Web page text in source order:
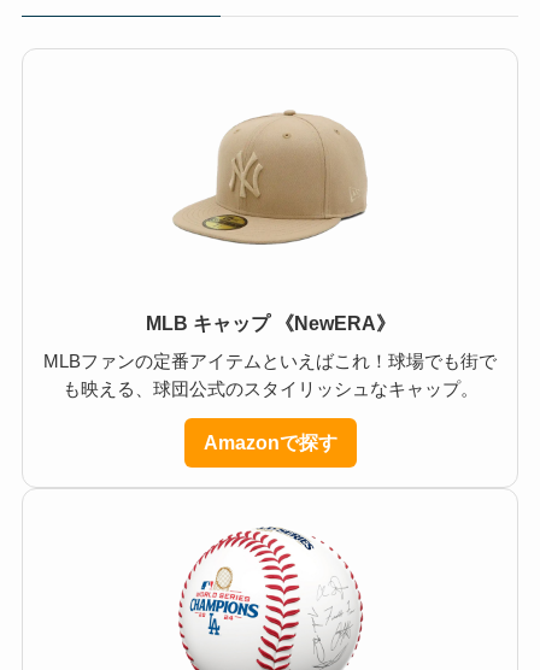
MLB キャップ 《NewERA》
MLBファンの定番アイテムといえばこれ！球場でも街で
も映える、球団公式のスタイリッシュなキャップ。
Amazonで探す